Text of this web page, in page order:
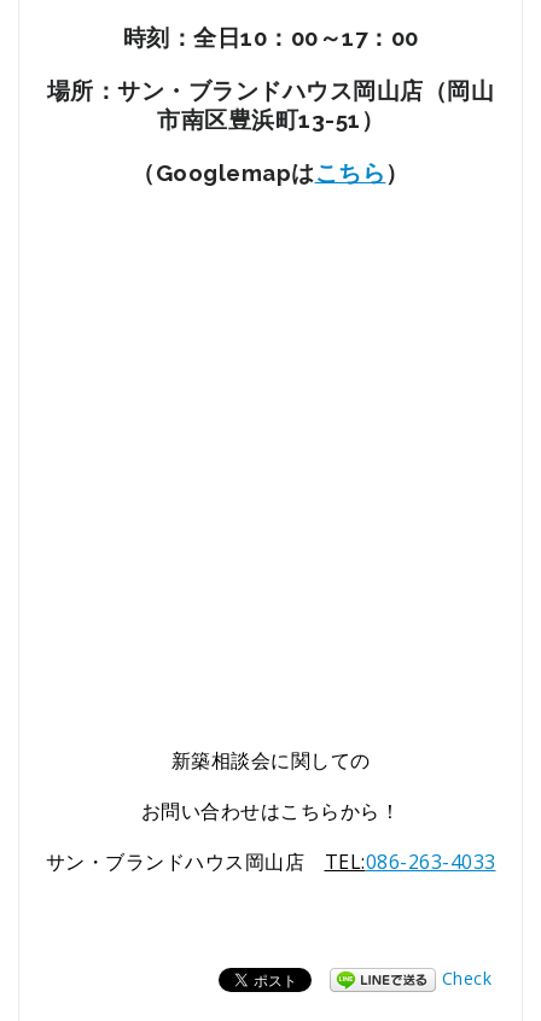
時刻：全日10：00～17：00
場所：サン・ブランドハウス岡山店（岡山
市南区豊浜町13-51）
（Googlemapはこちら ）
新築相談会に関しての
お問い合わせはこちらから！
サン・ブランドハウス岡山店 TEL:086-263-4033
Check